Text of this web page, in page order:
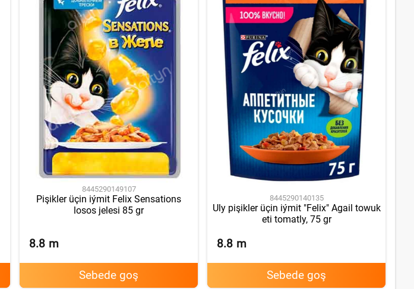
8445290149107
Pişikler üçin iýmit Felix Sensations
losos jelesi 85 gr
8.8 m
Sebede goş
8445290140135
Uly pişikler üçin iýmit "Felix" Agail towuk
eti tomatly, 75 gr
8.8 m
Sebede goş